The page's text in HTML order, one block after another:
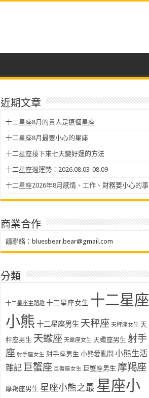
近期文章
十二星座8月的貴人是這個星座
十二星座8月最要小心的星座
十二星座接下來七天變好運的方法
十二星座週運勢：2026.08.03-08.09
十二星座2026年8月感情、工作、財務要小心的事
商業合作
請聯絡： bluesbear.bear@gmail.com
分類
十二星座主題趣 十二星座女生 十二星座
小熊 十二星座男生 天秤座 天秤座女生 天
秤座男生 天蠍座 天蠍座女生 天蠍座男生 射手
座 射手座女生 射手座男生 小熊愛亂問 小熊生活
雜記 巨蟹座 巨蟹座女生 巨蟹座男生 摩羯座
摩羯座男生 星座小熊之最 星座小